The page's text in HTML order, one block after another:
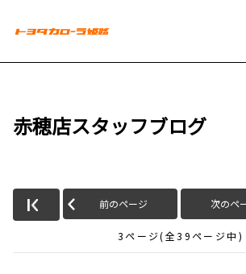
赤穂店スタッフブログ
前のページ 次のペ
3ページ(全39ページ中)